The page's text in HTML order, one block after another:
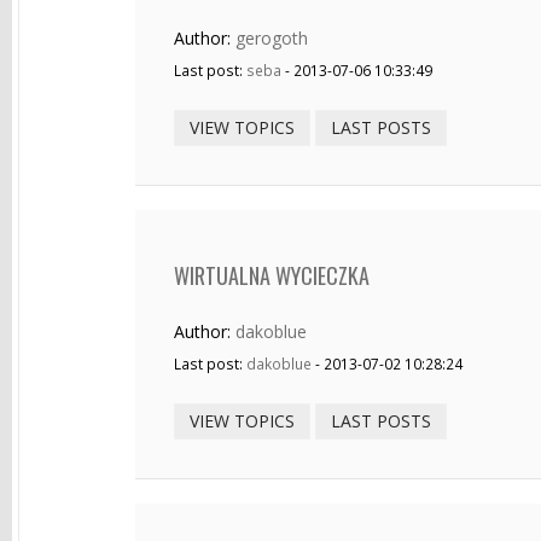
Author: gerogoth
Last post: seba - 2013-07-06 10:33:49
VIEW TOPICS LAST POSTS
WIRTUALNA WYCIECZKA
Author: dakoblue
Last post: dakoblue - 2013-07-02 10:28:24
VIEW TOPICS LAST POSTS